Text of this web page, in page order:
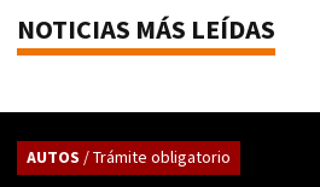
NOTICIAS MÁS LEÍDAS
AUTOS / Trámite obligatorio